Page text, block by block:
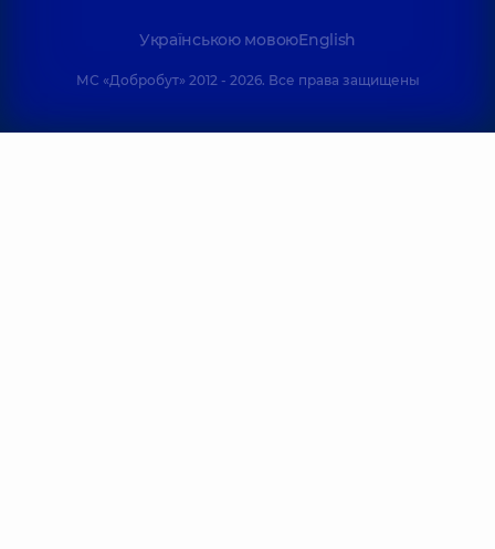
Українською мовоюEnglish
МС «Добробут» 2012 - 2026. Все права защищены